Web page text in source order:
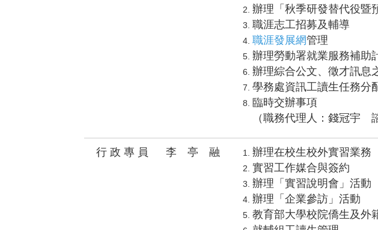
辦理「秋季研發替代役暨
職涯志工招募及輔導
職涯發展網管理
辦理勞動署就業服務補助
辦理綜合公文、徵才訊息
學務處資訊工讀生任務分
臨時交辦事項
（職務代理人：錢冠宇
行 政 專 員 李 亭 融
辦理在校生校外實習業務
實習工作媒合與簽約
辦理「實習說明會」活動
辦理「企業參訪」活動
教育部大學校院僑生及外